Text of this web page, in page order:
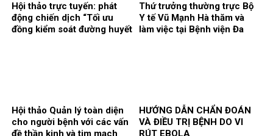
Hội thảo trực tuyến: phát
động chiến dịch “Tối ưu
đồng kiểm soát đường huyết
Thứ trưởng thường trực Bộ
Y tế Vũ Mạnh Hà thăm và
làm việc tại Bệnh viện Đa
Hội thảo Quản lý toàn diện
cho người bệnh với các vấn
đề thần kinh và tim mạch
HƯỚNG DẪN CHẨN ĐOÁN
VÀ ĐIỀU TRỊ BỆNH DO VI
RÚT EBOLA